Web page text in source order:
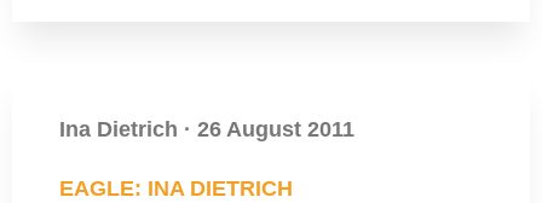
Ina Dietrich · 26 August 2011
EAGLE: INA DIETRICH